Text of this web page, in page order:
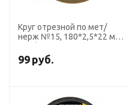
Круг отрезной по мет/
нерж №15, 180*2,5*22 мм
тип 41
99 руб.